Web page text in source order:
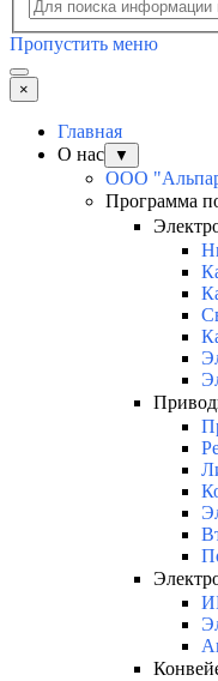
Пропустить меню
×
Главная
О нас
▼
ООО
Программа